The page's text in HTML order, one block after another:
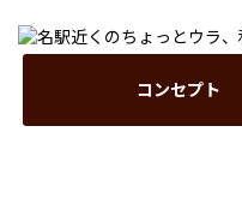
コンセプト